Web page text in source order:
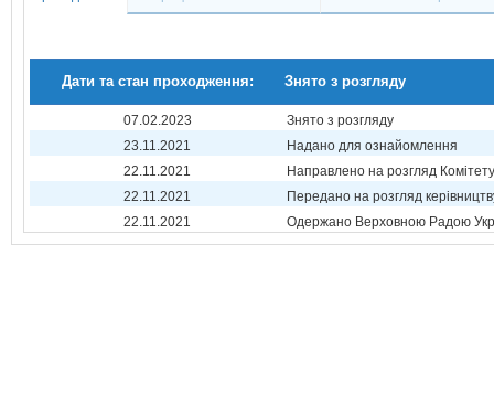
Дати та стан проходження: Знято з розгляду
07.02.2023
Знято з розгляду
23.11.2021
Надано для ознайомлення
22.11.2021
Направлено на розгляд Комітету
22.11.2021
Передано на розгляд
22.11.2021
Одержано Верховною Радою